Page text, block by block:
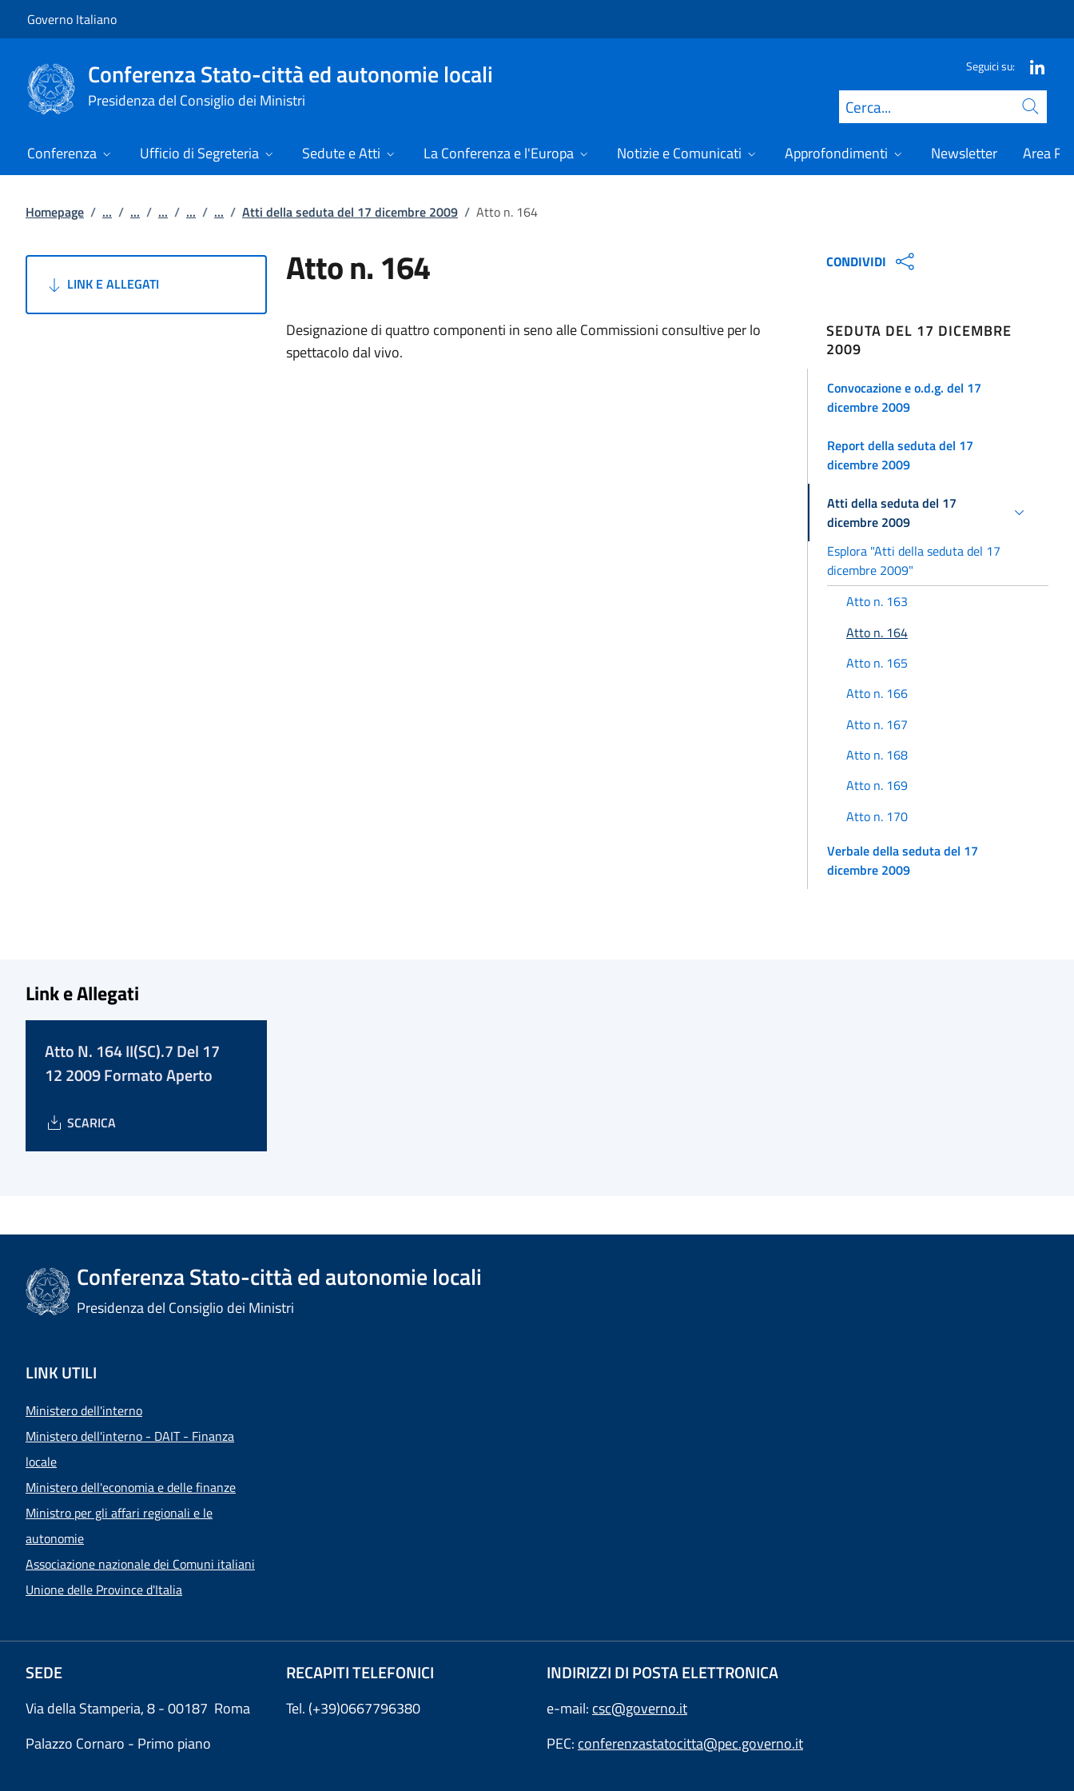
Governo Italiano
Conferenza Stato-città ed autonomie locali
Presidenza del Consiglio dei Ministri
Seguici su:
Cerca
Conferenza Ufficio di Segreteria Sedute e Atti La Conferenza e l'Europa Notizie e Comunicati Approfondimenti Newsletter Area
Homepage / ... / ... / ... / ... / ... / Atti della seduta del 17 dicembre 2009 / Atto n. 164
LINK E ALLEGATI Atto n. 164
Designazione di quattro componenti in seno alle Commissioni consultive per lo
spettacolo dal vivo.
CONDIVIDI
SEDUTA DEL 17 DICEMBRE
2009
Convocazione e o.d.g. del 17
dicembre 2009
Report della seduta del 17
dicembre 2009
Atti della seduta del 17
dicembre 2009
Esplora "Atti della seduta del 17
dicembre 2009"
Atto n. 163
Atto n. 164
Atto n. 165
Atto n. 166
Atto n. 167
Atto n. 168
Atto n. 169
Atto n. 170
Verbale della seduta del 17
dicembre 2009
Link e Allegati
Atto N. 164 II(SC).7 Del 17
12 2009 Formato Aperto
SCARICA
Conferenza Stato-città ed autonomie locali
Presidenza del Consiglio dei Ministri
LINK UTILI
Ministero dell'interno
Ministero dell'interno - DAIT - Finanza
locale
Ministero dell'economia e delle finanze
Ministro per gli affari regionali e le
autonomie
Associazione nazionale dei Comuni italiani
Unione delle Province d'Italia
SEDE
Via della Stamperia, 8 - 00187 Roma
Palazzo Cornaro - Primo piano
RECAPITI TELEFONICI
Tel. (+39)0667796380
INDIRIZZI DI POSTA ELETTRONICA
e-mail: csc@governo.it
PEC: conferenzastatocitta@pec.governo.it